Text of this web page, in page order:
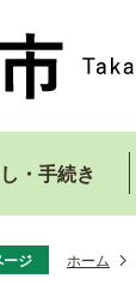
・手続き
ージ ホーム